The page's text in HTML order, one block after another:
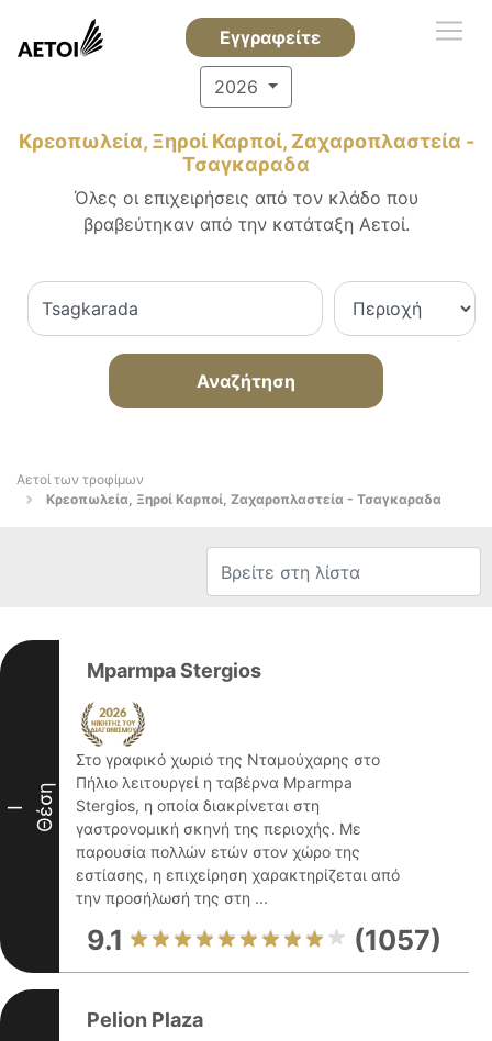
Εγγραφείτε
2026
Κρεοπωλεία, Ξηροί Καρποί, Ζαχαροπλαστεία -
Τσαγκαραδα
Όλες οι επιχειρήσεις από τον κλάδο που
βραβεύτηκαν από την κατάταξη Αετοί.
Αναζήτηση
Αετοί των τροφίμων
Κρεοπωλεία, Ξηροί Καρποί, Ζαχαροπλαστεία - Τσαγκαραδα
I Θέση
Mparmpa Stergios
Στο γραφικό χωριό της Νταμούχαρης στο
Πήλιο λειτουργεί η ταβέρνα Mparmpa
Stergios, η οποία διακρίνεται στη
γαστρονομική σκηνή της περιοχής. Με
παρουσία πολλών ετών στον χώρο της
εστίασης, η επιχείρηση χαρακτηρίζεται από
την προσήλωσή της στη ...
9.1 (1057)
Pelion Plaza